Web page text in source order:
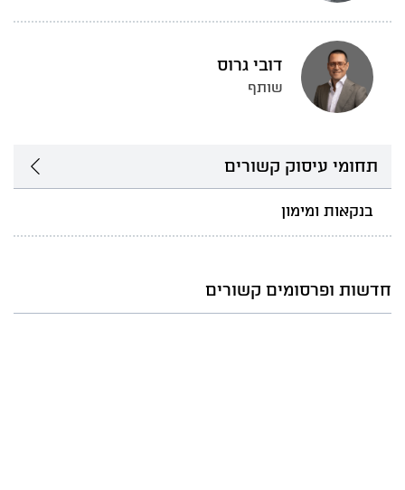
דובי גרוס
שותף
תחומי עיסוק קשורים
בנקאות ומימון
חדשות ופרסומים קשורים